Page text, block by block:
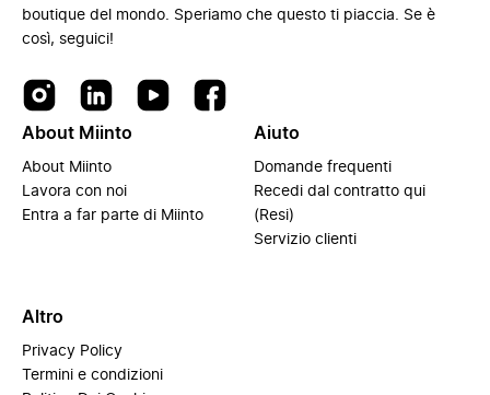
boutique del mondo. Speriamo che questo ti piaccia. Se è
così, seguici!
About Miinto
About Miinto
Lavora con noi
Entra a far parte di Miinto
Aiuto
Domande frequenti
Recedi dal contratto qui
(Resi)
Servizio clienti
Altro
Privacy Policy
Termini e condizioni